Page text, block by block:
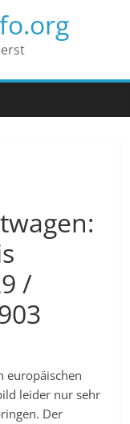
/
europäischen
leider nur sehr
Der